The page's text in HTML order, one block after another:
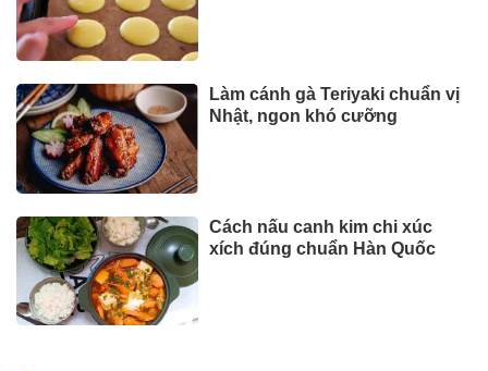
Làm cánh gà Teriyaki chuẩn vị
Nhật, ngon khó cưỡng
Cách nấu canh kim chi xúc
xích đúng chuẩn Hàn Quốc